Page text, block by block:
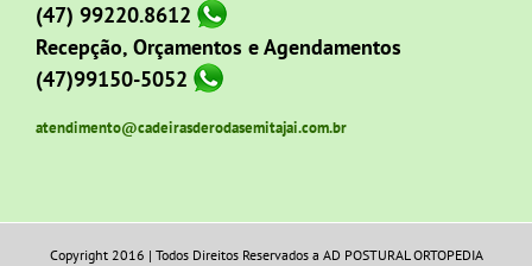
(47) 99220.8612
Recepção, Orçamentos e Agendamentos
(47)99150-5052
atendimento@cadeirasderodasemitajai.com.br
Copyright 2016 | Todos Direitos Reservados a AD POSTURAL ORTOPEDIA